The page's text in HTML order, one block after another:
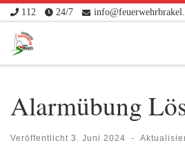
Zum Inhalt springen
112 24/7
Alarmübung
Veröffentlicht 3. Juni 2024 -